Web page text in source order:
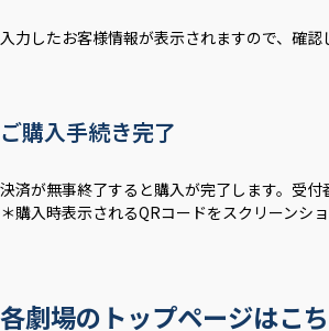
入力したお客様情報が表示されますので、確認
ご購入手続き完了
決済が無事終了すると購入が完了します。受
＊購入時表示されるQRコードをスクリーンシ
各劇場のトップページはこ